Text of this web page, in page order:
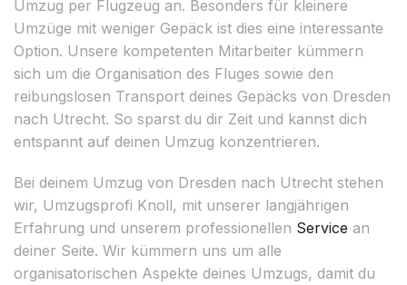
Umzug per Flugzeug an. Besonders für kleinere
Umzüge mit weniger Gepäck ist dies eine interessante
Option. Unsere kompetenten Mitarbeiter kümmern
sich um die Organisation des Fluges sowie den
reibungslosen Transport deines Gepäcks von Dresden
nach Utrecht. So sparst du dir Zeit und kannst dich
entspannt auf deinen Umzug konzentrieren.
Bei deinem Umzug von Dresden nach Utrecht stehen
wir, Umzugsprofi Knoll, mit unserer langjährigen
Erfahrung und unserem professionellen Service an
deiner Seite. Wir kümmern uns um alle
organisatorischen Aspekte deines Umzugs, damit du